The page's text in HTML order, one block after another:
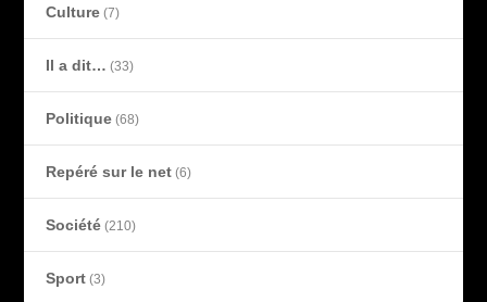
Culture (7)
Il a dit… (33)
Politique (68)
Repéré sur le net (6)
Société (210)
Sport (3)